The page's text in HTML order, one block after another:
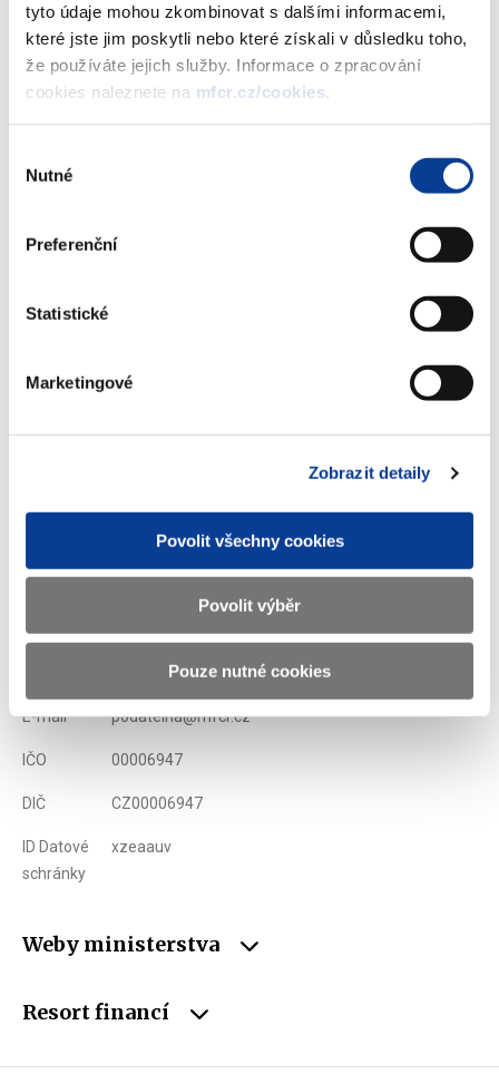
tyto údaje mohou zkombinovat s dalšími informacemi,
které jste jim poskytli nebo které získali v důsledku toho,
že používáte jejich služby. Informace o zpracování
cookies naleznete na mfcr.cz/cookies.
souhlasu
Nutné
Preferenční
Statistické
Marketingové
Zobrazit detaily
Povolit všechny cookies
Povolit výběr
Pouze nutné cookies
Oznámení o vydání 7. tranše PROTI-
INFLAČNÍHO spořicího státního
Stáhnout vybrané (
Doporučeno 37 ×
Ministerstvo financí ČR
Adresa Letenská 15, 118 10 Praha
+420 257 041 111
E-mail podatelna@mfcr.cz
IČO 00006947
DIČ CZ00006947
ID Datové
schránky
xzeaauv
Weby ministerstva
Resort financí